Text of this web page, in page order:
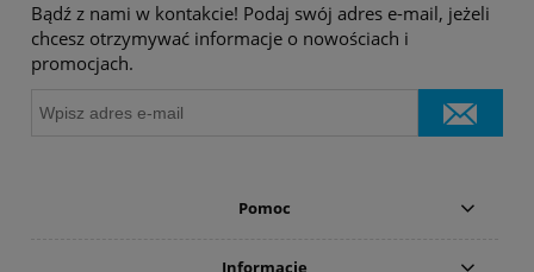
Bądź z nami w kontakcie! Podaj swój adres e-mail, jeżeli
chcesz otrzymywać informacje o nowościach i
promocjach.
Pomoc
Informacje